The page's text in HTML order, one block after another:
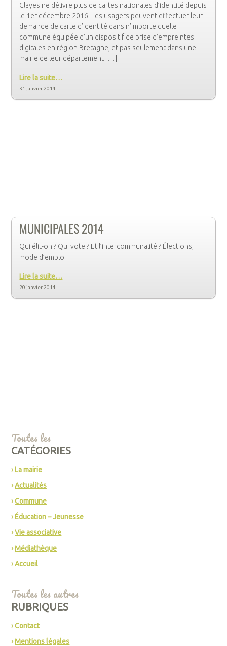
Clayes ne délivre plus de cartes nationales d’identité depuis
le 1er décembre 2016. Les usagers peuvent effectuer leur
demande de carte d’identité dans n’importe quelle
commune équipée d’un dispositif de prise d’empreintes
digitales en région Bretagne, et pas seulement dans une
mairie de leur département […]
Lire la suite…
31 janvier 2014
MUNICIPALES 2014
Qui élit-on ? Qui vote ? Et l’intercommunalité ? Élections,
mode d’emploi
Lire la suite…
20 janvier 2014
Toutes les
CATÉGORIES
La mairie
Actualités
Commune
Éducation – Jeunesse
Vie associative
Médiathèque
Accueil
Toutes les autres
RUBRIQUES
Contact
Mentions légales